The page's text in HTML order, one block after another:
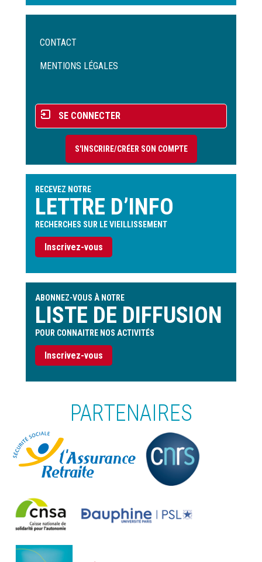
Menu
de
CONTACT
MENTIONS LÉGALES
Menu
du
compte
l'utilisateur
SE CONNECTER
S'INSCRIRE/CRÉER SON COMPTE
RECEVEZ NOTRE
LETTRE D’INFO
RECHERCHES SUR LE VIEILLISSEMENT
Inscrivez-vous
ABONNEZ-VOUS À NOTRE
LISTE DE DIFFUSION
POUR CONNAITRE NOS ACTIVITÉS
Inscrivez-vous
PARTENAIRES